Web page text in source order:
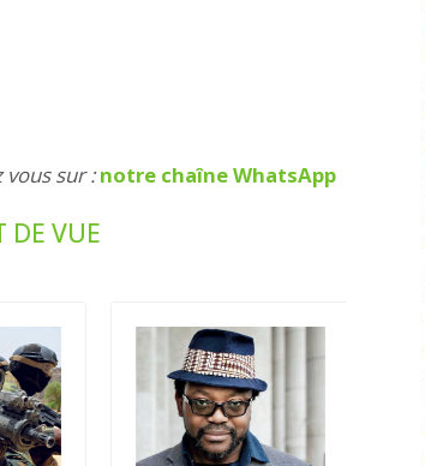
vous sur :notre chaîne WhatsApp
DE VUE